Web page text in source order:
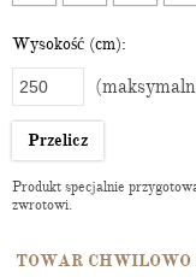
Wysokość (cm):
Przelicz
Produkt specjalnie
zwrotowi.
TOWAR